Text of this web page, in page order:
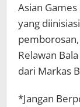
Asian
yang
Relawan
dari Markas
*Jangan